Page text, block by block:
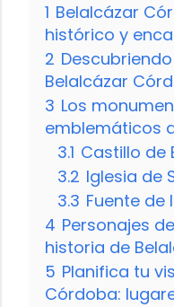
1 Belalcázar
histórico y
2
Belalcázar
3 Los
emblemáticos
3.1 Castillo de
3.2 Iglesia de
3.3 Fuente de
4 Personajes
historia de
5 Planifica tu
Córdoba: